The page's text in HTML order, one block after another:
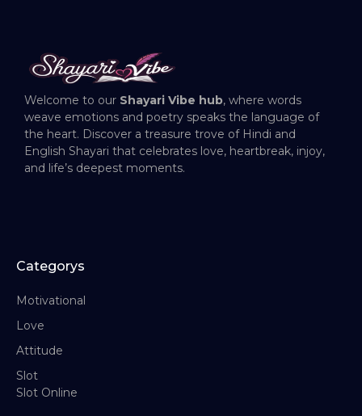
Welcome to our Shayari Vibe hub, where words
weave emotions and poetry speaks the language of
the heart. Discover a treasure trove of Hindi and
English Shayari that celebrates love, heartbreak, injoy,
and life’s deepest moments.
Categorys
Motivational
Love
Attitude
Slot
Slot Online